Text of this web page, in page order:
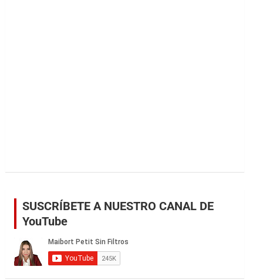
SUSCRÍBETE A NUESTRO CANAL DE
YouTube